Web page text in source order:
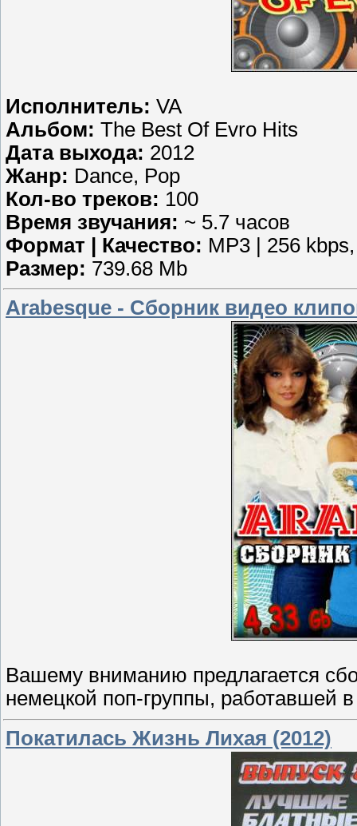
Исполнитель: VA
Альбом: The Best Of Evro Hits
Дата выхода: 2012
Жанр: Dance, Pop
Кол-во треков: 100
Время звучания: ~ 5.7 часов
Формат | Качество: MP3 | 256
Размер: 739.68 Mb
Arabesque - Сборник видео
Вашему вниманию предлагается
немецкой поп-группы, работавшей
Покатилась Жизнь Лихая (2012)